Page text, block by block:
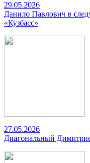
29.05.2026
Данило Павлович в
«Кузбасс»
27.05.2026
Диагональный